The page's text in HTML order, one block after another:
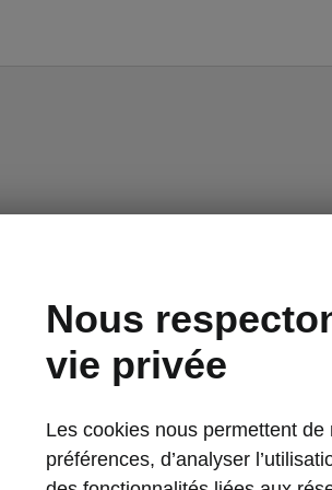
Nous
vie privée
Les cookies nous permettent de
préférences, d’analyser